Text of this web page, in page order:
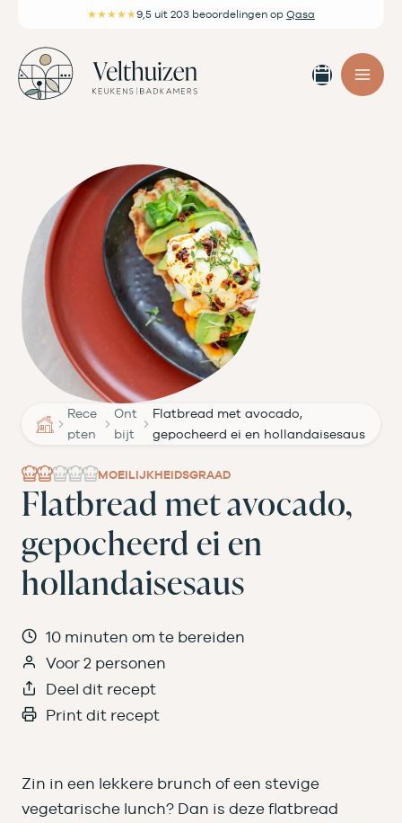
inhoud
★★★★★9,5 uit 203 beoordelingen op Qasa
maken
Rece
pten
Ont
bijt
Flatbread met avocado,
gepocheerd ei en hollandaisesaus
MOEILIJKHEIDSGRAAD
Flatbread met avocado,
gepocheerd ei en
hollandaisesaus
10 minuten om te bereiden
Voor 2 personen
Deel dit recept
Print dit recept
Zin in een lekkere brunch of een stevige
vegetarische lunch? Dan is deze flatbread